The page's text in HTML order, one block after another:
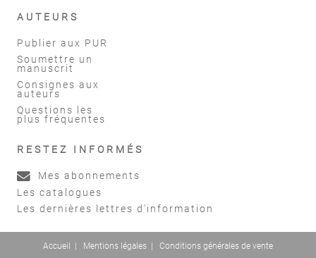
AUTEURS
Publier aux PUR
Soumettre un
manuscrit
Consignes aux
auteurs
Questions les
plus fréquentes
RESTEZ INFORMÉS
Mes abonnements
Les catalogues
Les dernières lettres d'information
Accueil Mentions légales Conditions générales de vente